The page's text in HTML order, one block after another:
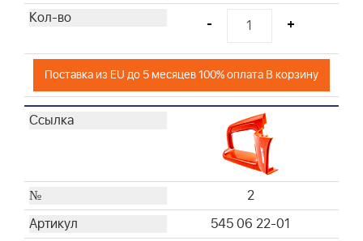
- +
Поставка из EU до 5 месяцев 100% оплата В корзину
2
545 06 22-01